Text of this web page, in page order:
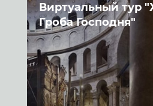
Виртуальный тур
Гроба Господня"